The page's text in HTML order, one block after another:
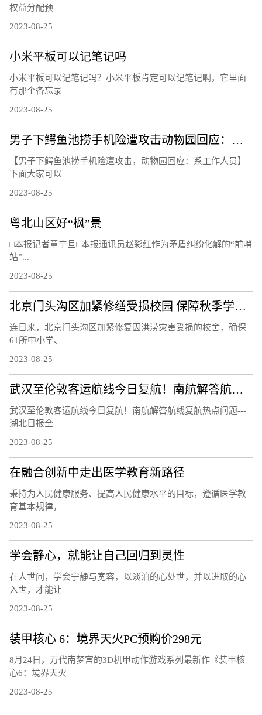
权益分配预
2023-08-25
小米平板可以记笔记吗
小米平板可以记笔记吗？小米平板肯定可以记笔记啊，它里面
有那个备忘录
2023-08-25
男子下鳄鱼池捞手机险遭攻击动物园回应：系工作人员 具体是怎么回事？
【男子下鳄鱼池捞手机险遭攻击，动物园回应：系工作人员】
下面大家可以
2023-08-25
粤北山区好“枫”景
□本报记者章宁旦□本报通讯员赵彩红作为矛盾纠纷化解的“前哨
站”...
2023-08-25
北京门头沟区加紧修缮受损校园 保障秋季学期如期开学
连日来，北京门头沟区加紧修复因洪涝灾害受损的校舍，确保
61所中小学、
2023-08-25
武汉至伦敦客运航线今日复航！南航解答航线复航热点问题
武汉至伦敦客运航线今日复航！南航解答航线复航热点问题---
湖北日报全
2023-08-25
在融合创新中走出医学教育新路径
秉持为人民健康服务、提高人民健康水平的目标，遵循医学教
育基本规律，
2023-08-25
学会静心，就能让自己回归到灵性
在人世间，学会宁静与宽容，以淡泊的心处世，并以进取的心
入世，才能让
2023-08-25
装甲核心 6：境界天火PC预购价298元
8月24日，万代南梦宫的3D机甲动作游戏系列最新作《装甲核
心6：境界天火
2023-08-25